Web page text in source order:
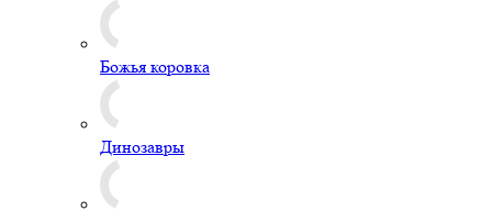
Божья коровка
Динозавры